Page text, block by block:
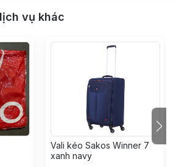
vụ khác
Vali kéo Sakos Winner 7
xanh navy